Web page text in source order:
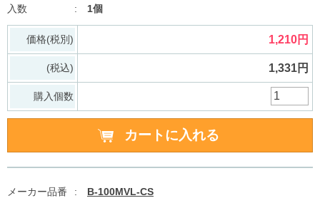
1個
価格(税別) 1,210円
(税込) 1,331円
購入個数
B-100MVL-CS